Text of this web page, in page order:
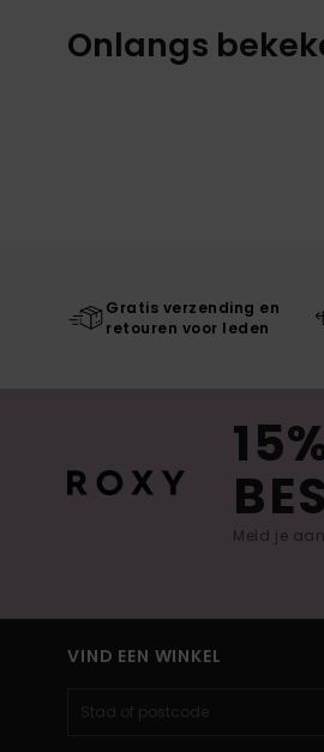
Onlangs
Gratis verzending en
retouren voor leden
Meld je
VIND EEN WINKEL